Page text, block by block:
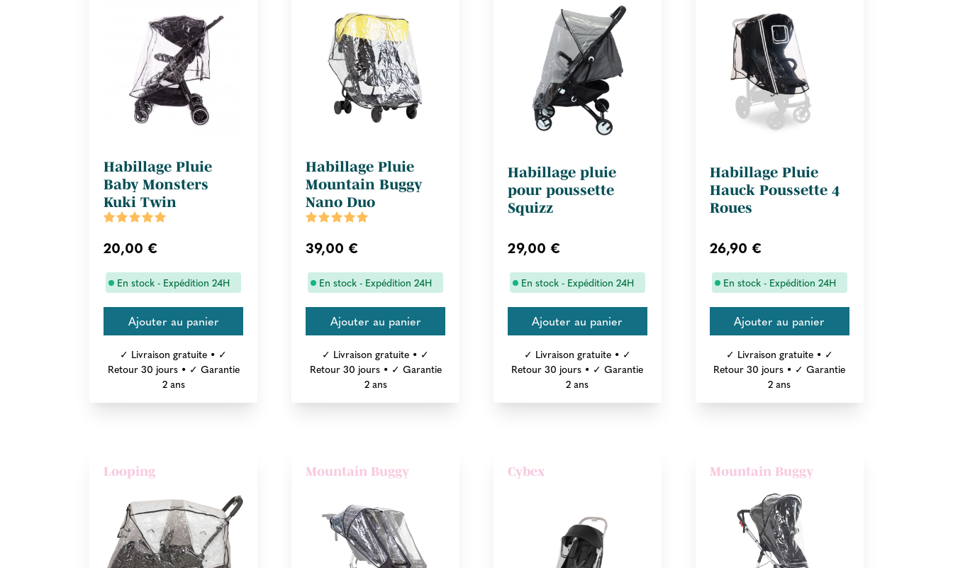
Habillage Pluie
Baby Monsters
Kuki Twin
20,00 €
En stock - Expédition 24H
✓ Livraison gratuite • ✓
Retour 30 jours • ✓ Garantie
2 ans
Habillage Pluie
Mountain Buggy
Nano Duo
39,00 €
En stock - Expédition 24H
✓ Livraison gratuite • ✓
Retour 30 jours • ✓ Garantie
2 ans
Habillage pluie
pour poussette
Squizz
29,00 €
En stock - Expédition 24H
✓ Livraison gratuite • ✓
Retour 30 jours • ✓ Garantie
2 ans
Habillage Pluie
Hauck Poussette 4
Roues
26,90 €
En stock - Expédition 24H
✓ Livraison gratuite • ✓
Retour 30 jours • ✓ Garantie
2 ans
Looping Mountain Buggy Cybex Mountain Buggy